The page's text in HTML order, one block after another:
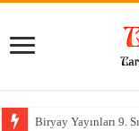
Biryay Yayınları 9.